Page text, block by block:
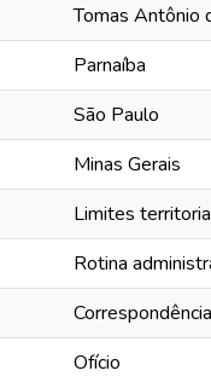
Tomas Antônio
Parnaíba
São Paulo
Minas Gerais
Limites
Rotina
Ofício